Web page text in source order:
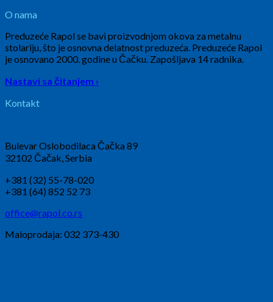
O nama
Preduzeće Rapol se bavi proizvodnjom okova za metalnu
stolariju, što je osnovna delatnost preduzeća. Preduzeće Rapol
je osnovano 2000. godine u Čačku. Zapošljava 14 radnika.
Nastavi sa čitanjem ›
Kontakt
Bulevar Oslobodilaca Čačka 89
32102 Čačak, Serbia
+381 (32) 55-78-020
+381 (64) 852 52 73
office@rapol.co.rs
Maloprodaja: 032 373-430